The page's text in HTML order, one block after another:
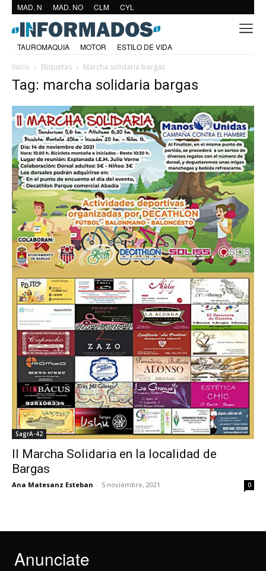
MAD. N MAD. NO CLM CYL
TAUROMAQUIA MOTOR
ESTILO DE VIDA
Inicio
Etiquetas Marcha solidaria bargas
Tag: marcha solidaria bargas
SagrA-42
II Marcha Solidaria en la localidad de
Bargas
Ana Matesanz Esteban - 5 noviembre, 2021 0
Anunciate